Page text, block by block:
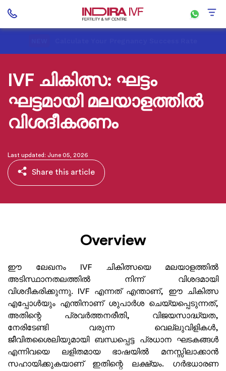
IVF ചികിത്സ: ഘട്ടം
ഘട്ടമായി മലയാളത്തിൽ
വിശദീകരണം
Last updated: June 05, 2026
Share this article
Overview
ഈ ലേഖനം IVF ചികിത്സയെ മലയാളത്തിൽ
അടിസ്ഥാനതലത്തിൽ നിന്ന് വിശദമായി
വിശദീകരിക്കുന്നു. IVF എന്നത് എന്താണ്, ഈ ചികിത്സ
എപ്പോൾയും എന്തിനാണ് ശുപാർശ ചെയ്യപ്പെടുന്നത്,
അതിന്റെ പ്രവർത്തനരീതി, വിജയസാദ്ധ്യത,
നേരിടേണ്ടി വരുന്ന വെല്ലുവിളികൾ,
ജീവിതശൈലിയുമായി ബന്ധപ്പെട്ട പ്രധാന ഘടകങ്ങൾ
എന്നിവയെ ലളിതമായ ഭാഷയിൽ മനസ്സിലാക്കാൻ
സഹായിക്കുകയാണ് ഇതിന്റെ ലക്ഷ്യം. ഗർഭധാരണ